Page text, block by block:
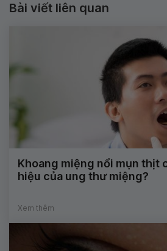
Bài viết liên quan
Khoang miệng nổi mụn thịt
hiệu của ung thư miệng?
Xem thêm